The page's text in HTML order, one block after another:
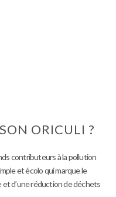
ORICULI ?
contributeurs à la pollution
et écolo qui marque le
d’une réduction de déchets